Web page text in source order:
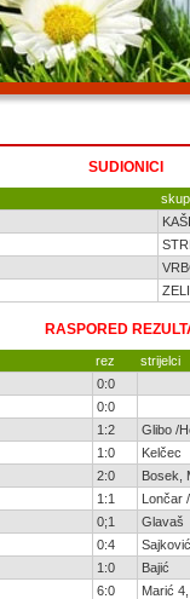
SUDIONICI
RASPORED
rez
strijelci
0:0
0:0
1:2
Glibo /
1:0
Kelčec
2:0
Bosek,
1:1
Lončar
0;1
Glavaš
0:4
1:0
Bajić
6:0
Marić